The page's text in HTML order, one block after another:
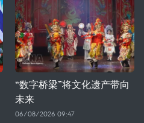
“数字桥梁”将文化遗产带向
未来
06/08/2026 09:47